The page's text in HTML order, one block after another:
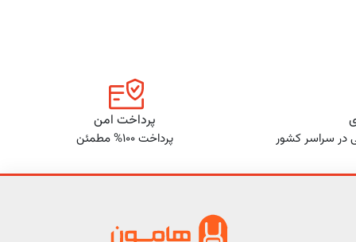
در سراسر کشور
پرداخت امن
پرداخت 100% مطمئن